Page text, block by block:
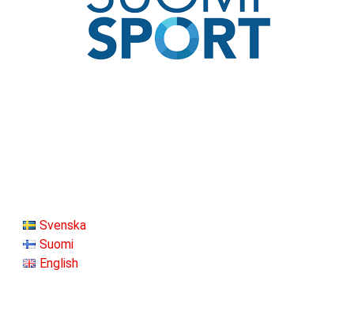
Svenska
Suomi
English